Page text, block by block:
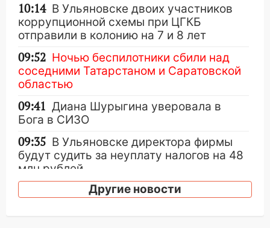
10:14 В Ульяновске двоих участников
коррупционной схемы при ЦГКБ
отправили в колонию на 7 и 8 лет
09:52 Ночью беспилотники сбили над
соседними Татарстаном и Саратовской
областью
09:41 Диана Шурыгина уверовала в
Бога в СИЗО
09:35 В Ульяновске директора фирмы
будут судить за неуплату налогов на 48
млн рублей
Подросток на питбайке сбил
Другие новости